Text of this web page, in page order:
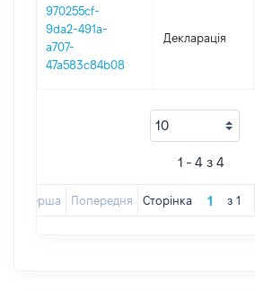
970255cf-
9da2-491a-
a707-
47a583c84b08
Декларація
1 - 4 з 4
Перша Попередня Сторінка з 1